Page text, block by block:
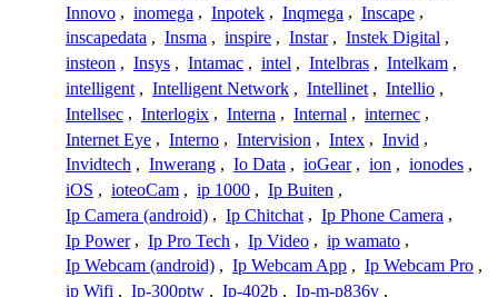
Innovo , inomega , Inpotek , Inqmega , Inscape ,
inscapedata , Insma , inspire , Instar , Instek Digital ,
insteon , Insys , Intamac , intel , Intelbras , Intelkam ,
intelligent , Intelligent Network , Intellinet , Intellio ,
Intellsec , Interlogix , Interna , Internal , internec ,
Internet Eye , Interno , Intervision , Intex , Invid ,
Invidtech , Inwerang , Io Data , ioGear , ion , ionodes ,
iOS , ioteoCam , ip 1000 , Ip Buiten ,
Ip Camera (android) , Ip Chitchat , Ip Phone Camera ,
Ip Power , Ip Pro Tech , Ip Video , ip wamato ,
Ip Webcam (android) , Ip Webcam App , Ip Webcam Pro ,
ip Wifi , Ip-300ptw , Ip-402b , Ip-m-p836v ,